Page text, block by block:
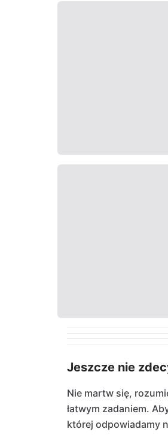
Jeszcze nie
Nie martw się,
łatwym zadaniem.
której odpowiadamy